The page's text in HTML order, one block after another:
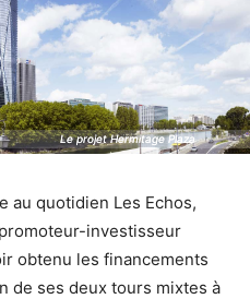
Le projet Hermitage Plaza
Le projet Hermitage Plaza
au quotidien Les Echos,
investisseur
obtenu les financements
de ses deux tours mixtes à